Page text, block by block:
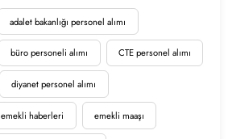
adalet bakanlığı personel alımı
büro personeli alımı CTE personel alımı
diyanet personel alımı
emekli haberleri emekli maaşı